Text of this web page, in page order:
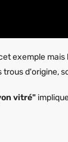
exemple
d'origine,
vitré"